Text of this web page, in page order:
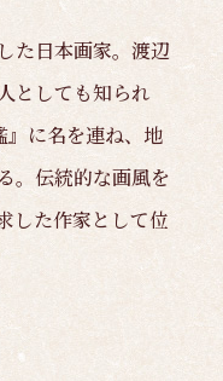
た日本画家。渡辺
としても知られ
』に名を連ね、地
。伝統的な画風を
した作家として位